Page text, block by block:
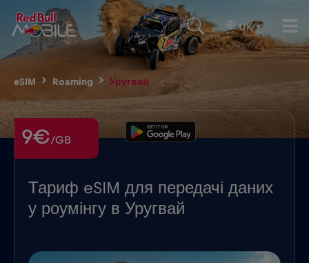
UK ▾
eSIM Roaming Уругвай
Тариф eSIM для передачі даних
у роумінгу в Уругвай
9€/GB